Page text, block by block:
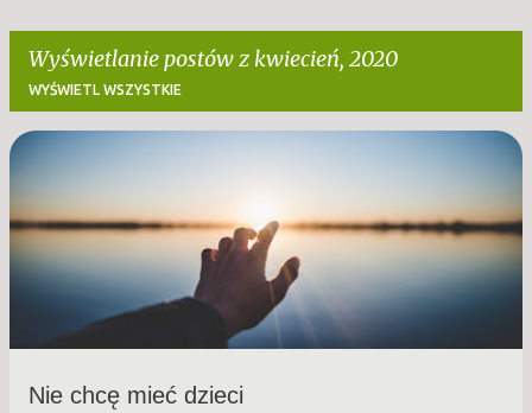
Wyświetlanie postów z kwiecień, 2020
WYŚWIETL WSZYSTKIE
P
o
s
Nie chcę mieć dzieci